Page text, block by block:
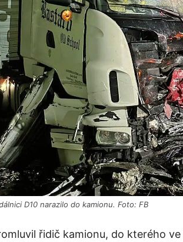
D10 narazilo do kamionu. Foto: FB
řidič kamionu, do kterého